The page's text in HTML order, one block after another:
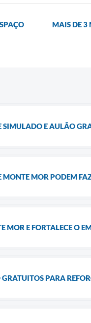
MAIS DE 3
SIMULADO E AULÃO
MONTE MOR PODEM
MOR E FORTALECE O
PARA